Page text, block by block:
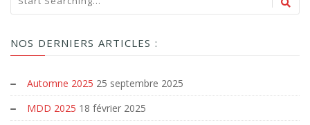
NOS DERNIERS ARTICLES :
Automne 2025 25 septembre 2025
MDD 2025 18 février 2025